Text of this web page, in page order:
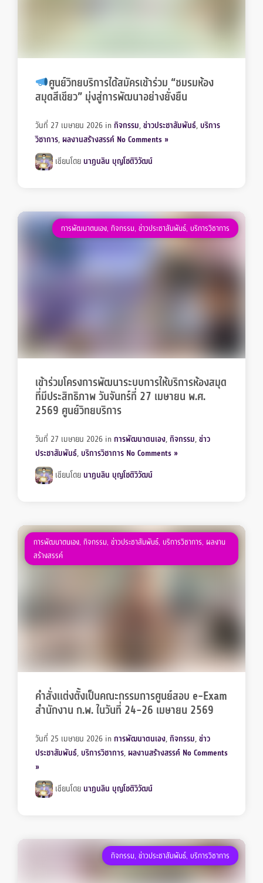
ศูนย์วิทยบริการได้สมัครเข้าร่วม “ชมรมห้อง
สมุดสีเขียว” มุ่งสู่การพัฒนาอย่างยั่งยืน
วันที่ 27 เมษายน 2026 inกิจกรรม,ข่าวประชาสัมพันธ์, บริการ
วิชาการ, ผลงานสร้างสรรค์ No Comments »
เขียนโดย นาฏนลิน บุญโชติวิวัฒน์
การพัฒนาตนเอง, กิจกรรม, ข่าวประชาสัมพันธ์, บริการวิชาการ
เข้าร่วมโครงการพัฒนาระบบการให้บริการห้องสมุด
ที่มีประสิทธิภาพ วันจันทร์ที่ 27 เมษายน พ.ศ.
2569 ศูนย์วิทยบริการ
วันที่ 27 เมษายน 2026 inการพัฒนาตนเอง,กิจกรรม,ข่าว
ประชาสัมพันธ์, บริการวิชาการ No Comments »
เขียนโดย นาฏนลิน บุญโชติวิวัฒน์
การพัฒนาตนเอง, กิจกรรม, ข่าวประชาสัมพันธ์, บริการวิชาการ, ผลงาน
สร้างสรรค์
คำสั่งเเต่งตั้งเป็นคณะกรรมการศูนย์สอบ e-Exam
สำนักงาน ก.พ. ในวันที่ 24-26 เมษายน 2569
วันที่ 25 เมษายน 2026 inการพัฒนาตนเอง,กิจกรรม,ข่าว
ประชาสัมพันธ์, บริการวิชาการ, ผลงานสร้างสรรค์ No Comments
»
เขียนโดย นาฏนลิน บุญโชติวิวัฒน์
กิจกรรม, ข่าวประชาสัมพันธ์, บริการวิชาการ